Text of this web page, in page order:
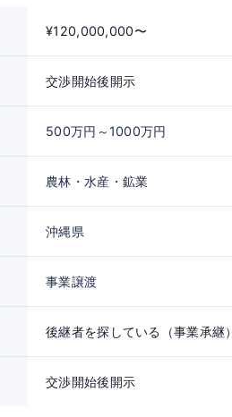
¥120,000,000〜
交渉開始後開示
500万円～1000万円
農林・水産・鉱業
沖縄県
事業譲渡
後継者を探している（事業承継）
交渉開始後開示